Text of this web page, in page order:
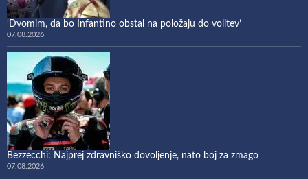
‘Dvomim, da bo Infantino obstal na položaju do volitev’
07.08.2026
Bezzecchi: Najprej zdravniško dovoljenje, nato boj za zmago
07.08.2026